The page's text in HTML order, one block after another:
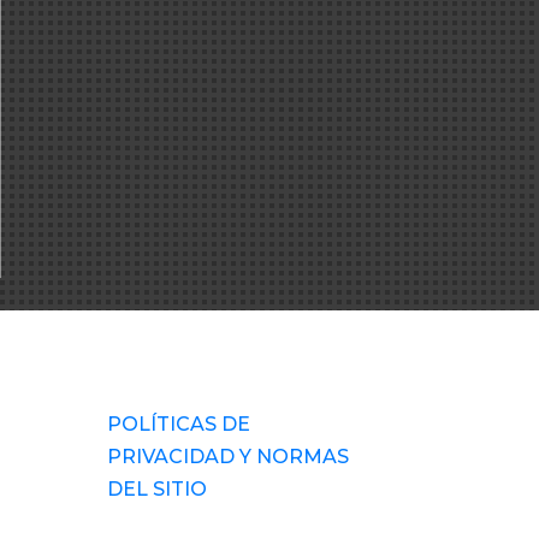
POLÍTICAS DE
PRIVACIDAD Y NORMAS
DEL SITIO